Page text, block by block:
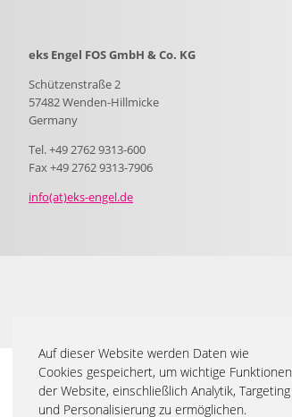
Auf dieser Website werden Daten wie
Cookies gespeichert, um wichtige Funktionen
der Website, einschließlich Analytik, Targeting
und Personalisierung zu ermöglichen.
eks Engel FOS GmbH & Co. KG
Schützenstraße 2
57482 Wenden-Hillmicke
Germany
Tel. +49 2762 9313-600
Fax +49 2762 9313-7906
info(at)eks-engel.de